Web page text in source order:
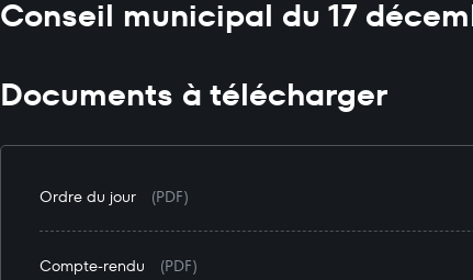
Conseil municipal du 17
Documents à télécharger
Ordre du jour (PDF)
Compte-rendu (PDF)